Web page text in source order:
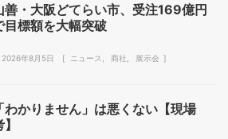
善・大阪どてらい市、受注169億円
目標額を大幅突破
2026年8月5日 ニュース 商社 展示会
「わかりません」は悪くない【現場